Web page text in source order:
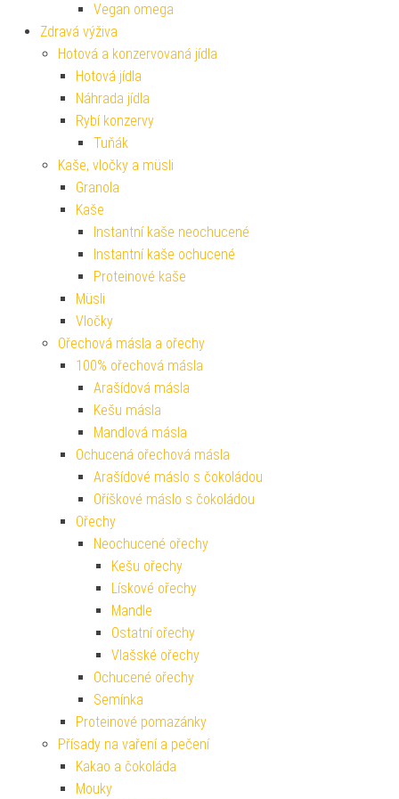
Vegan omega
Zdravá výživa
Hotová a konzervovaná jídla
Hotová jídla
Náhrada jídla
Rybí konzervy
Tuňák
Kaše, vločky a müsli
Granola
Kaše
Instantní kaše neochucené
Instantní kaše ochucené
Proteinové kaše
Müsli
Vločky
Ořechová másla a ořechy
100% ořechová másla
Arašídová másla
Kešu másla
Mandlová másla
Ochucená ořechová másla
Arašídové máslo s čokoládou
Oříškové máslo s čokoládou
Ořechy
Neochucené ořechy
Kešu ořechy
Lískové ořechy
Mandle
Ostatní ořechy
Vlašské ořechy
Ochucené ořechy
Semínka
Proteinové pomazánky
Přísady na vaření a pečení
Kakao a čokoláda
Mouky